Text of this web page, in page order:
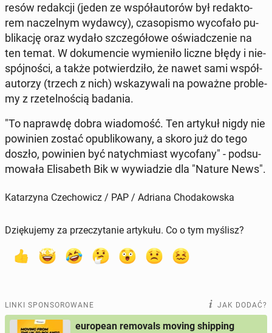
re­sów re­dak­cji (jeden ze współ­au­to­rów był re­dak­to­
rem na­czel­nym wydawcy), cza­so­pi­smo wy­co­fa­ło pu­
bli­ka­cję oraz wydało szcze­gó­ło­we oświad­cze­nie na
ten temat. W do­ku­men­cie wy­mie­ni­ło liczne błędy i nie­
spój­no­ści, a także po­twier­dzi­ło, że nawet sami współ­
au­to­rzy (trzech z nich) wska­zy­wa­li na poważne pro­ble­
my z rze­tel­no­ścią badania.
"To na­praw­dę dobra wia­do­mość. Ten artykuł nigdy nie
po­wi­nien zostać opu­bli­ko­wa­ny, a skoro już do tego
doszło, po­wi­nien być na­tych­miast wy­co­fa­ny" - pod­su­
mo­wa­ła Eli­sa­beth Bik w wy­wia­dzie dla "Nature News".
Katarzyna Czechowicz / PAP / Adriana Chodakowska
Dziękujemy za przeczytanie artykułu. Co o tym myślisz?
LINKI SPONSOROWANE JAK DODAĆ?
european removals moving shipping